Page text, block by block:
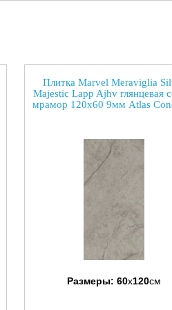
Плитка Marvel Meraviglia
Majestic Lapp Ajhv глянцевая
мрамор 120x60 9мм Atlas
Размеры: 60x120см